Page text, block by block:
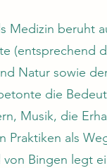
Medizin beruht
(entsprechend
Natur sowie
die
Musik, die
Praktiken als
Bingen legt